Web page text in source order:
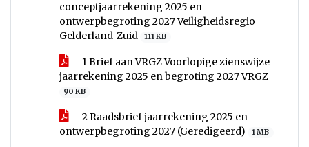
conceptjaarrekening 2025 en
ontwerpbegroting 2027 Veiligheidsregio
Gelderland-Zuid
111 KB
1 Brief aan VRGZ Voorlopige zienswijze
jaarrekening 2025 en begroting 2027 VRGZ
90 KB
2 Raadsbrief jaarrekening 2025 en
ontwerpbegroting 2027 (Geredigeerd)
1 MB